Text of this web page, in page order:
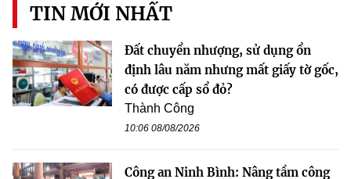
TIN MỚI NHẤT
Đất chuyển nhượng, sử dụng ổn
định lâu năm nhưng mất giấy tờ gốc,
có được cấp sổ đỏ?
Thành Công
10:06 08/08/2026
Công an Ninh Bình: Nâng tầm công